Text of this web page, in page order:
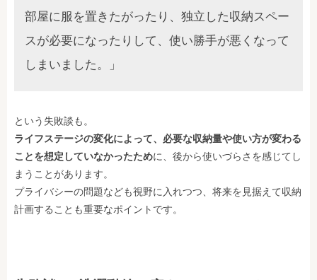
部屋に服を置きたがったり、独立した収納スペー
スが必要になったりして、使い勝手が悪くなって
しまいました。」
という失敗談も。
ライフステージの変化によって、必要な収納量や使い方が変わる
ことを想定していなかったために、後から使いづらさを感じてし
まうことがあります。
プライバシーの問題なども視野に入れつつ、将来を見据えて収納
計画することも重要なポイントです。